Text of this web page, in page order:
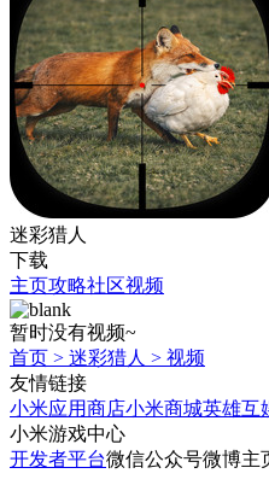
迷彩猎人
下载
主页攻略社区视频
暂时没有视频~
首页 > 迷彩猎人 > 视频
友情链接
小米应用商店小米商城英雄互
小米游戏中心
开发者平台微信公众号微博主